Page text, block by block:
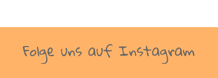
Folge uns auf Instagram